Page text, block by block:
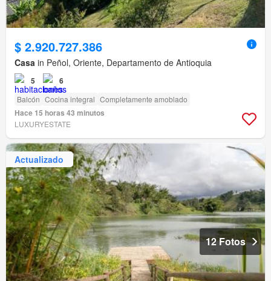
$ 2.920.727.386
Casa in Peñol, Oriente, Departamento de Antioquia
5 6
Balcón Cocina integral Completamente amoblado
Hace 15 horas 43 minutos
LUXURYESTATE
Actualizado
12 Fotos